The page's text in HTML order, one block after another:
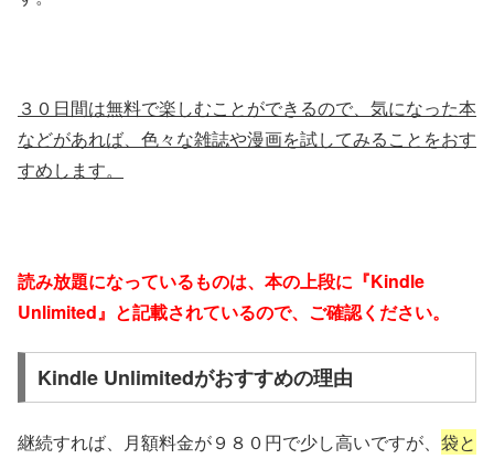
３０日間は無料で楽しむことができるので、気になった本
などがあれば、色々な雑誌や漫画を試してみることをおす
すめします。
読み放題になっているものは、本の上段に『Kindle
Unlimited』と記載されているので、ご確認ください。
Kindle Unlimitedがおすすめの理由
継続すれば、月額料金が９８０円で少し高いですが、 袋と